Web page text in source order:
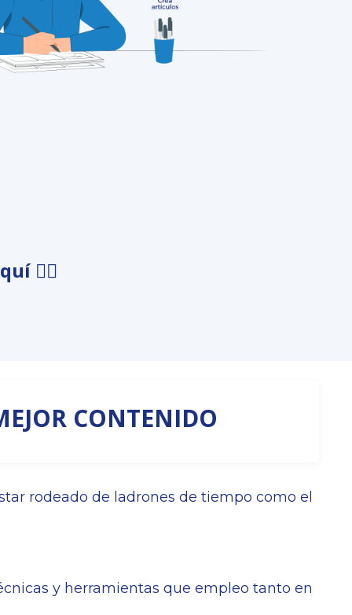
👇🏼
CONTENIDO
rodeado de ladrones de tiempo como el
y herramientas que empleo tanto en